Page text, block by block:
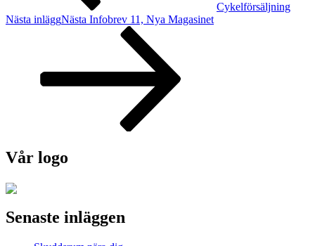
Cykelförsäljning
Nästa inläggNästa Infobrev 11, Nya Magasinet
Vår logo
Senaste inläggen